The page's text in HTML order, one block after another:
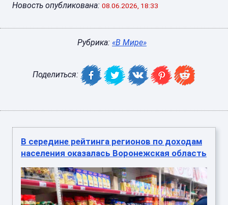
Новость опубликована: 08.06.2026, 18:33
Рубрика: «В Мире»
Поделиться:
В середине рейтинга регионов по доходам
населения оказалась Воронежская область